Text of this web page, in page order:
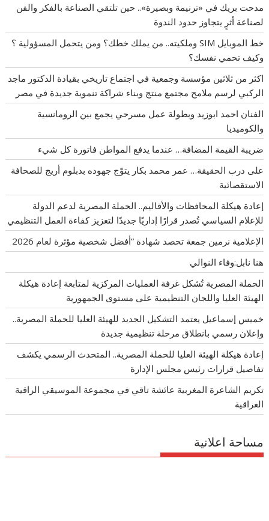
مدحت بريك في «ترنيمة وبصيرة».. حين تلتقي الصناعة بالفكر والفن
لصناعة أثرٍ يتجاوز حدود الندوة
خط الموبايل SIM وملكيته.. من يملك خطك؟ ومن يتحمل المسؤولية ؟
وكيف تحمي نفسك؟
اكثر من ثلاثين مؤسسة وجمعية في اجتماع تاريخي بقيادة الدكتور ماجد
الركبي لرسم ملامح مجتمع منتج وبناء شراكة تنموية جديدة في مصر
الفنان احمد ابوزيد وبطولة عمل مسرحي يجمع بين الرومانسية
والكوميديا
ضريبة القيمة المضافة… عندما يدفع المواطن فاتورة كل شيء
على درب الحقيقة… عمر محمد بكار يتوّج جهوده بدبلوم أريج للصحافة
الاستقصائية
إعادة هيكلة المحافظات والأقاليم.. الحملة المصرية لدعم الدولة
للإعلام السياسي تُصدر قرارًا إداريًا جديدًا لتعزيز كفاءة العمل التنظيمي
الإعلامية نرمين جمعة تحصد شهادة “أفضل شخصية مؤثرة لعام 2026
هنا نابل:وفاء النوالي
الحملة المصرية تُشكل غرفة العمليات المركزية لمتابعة إعادة هيكلة
الهيئة العليا واللجان التنظيمية على مستوى الجمهورية
خميس إسماعيل يعتمد التشكيل الجديد للهيئة العليا للحملة المصرية..
وإعلان رسمي بانطلاق مرحلة تنظيمية جديدة
إعادة هيكلة الهيئة العليا للحملة المصرية.. المتحدث الرسمي يكشف
تفاصيل قرارات رئيس مجلس الإدارة
تكريم الشاعرة المغربية عائشة تاقي في مجموعة الموسيقي الراقية
العراقية
مساحة اعلانية